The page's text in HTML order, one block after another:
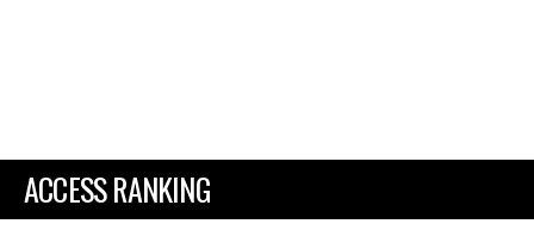
ACCESS RANKING